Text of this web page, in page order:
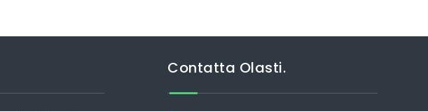
Contatta Olasti.